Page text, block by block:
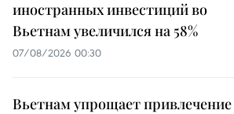
иностранных инвестиций во
Вьетнам увеличился на 58%
07/08/2026 00:30
Вьетнам упрощает привлечение